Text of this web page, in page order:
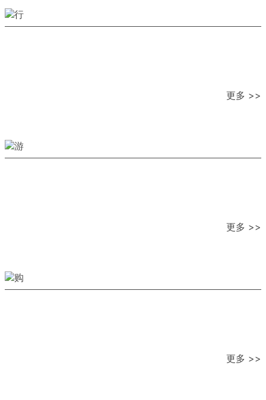
更多 >>
更多 >>
更多 >>